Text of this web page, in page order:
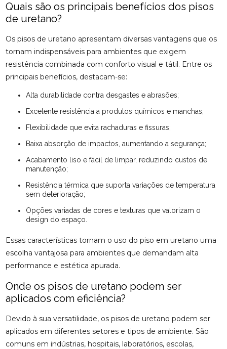
Quais são os principais benefícios dos pisos
de uretano?
Os pisos de uretano apresentam diversas vantagens que os
tornam indispensáveis para ambientes que exigem
resistência combinada com conforto visual e tátil. Entre os
principais benefícios, destacam-se:
Alta durabilidade contra desgastes e abrasões;
Excelente resistência a produtos químicos e manchas;
Flexibilidade que evita rachaduras e fissuras;
Baixa absorção de impactos, aumentando a segurança;
Acabamento liso e fácil de limpar, reduzindo custos de
manutenção;
Resistência térmica que suporta variações de temperatura
sem deterioração;
Opções variadas de cores e texturas que valorizam o
design do espaço.
Essas características tornam o uso do piso em uretano uma
escolha vantajosa para ambientes que demandam alta
performance e estética apurada.
Onde os pisos de uretano podem ser
aplicados com eficiência?
Devido à sua versatilidade, os pisos de uretano podem ser
aplicados em diferentes setores e tipos de ambiente. São
comuns em indústrias, hospitais, laboratórios, escolas,